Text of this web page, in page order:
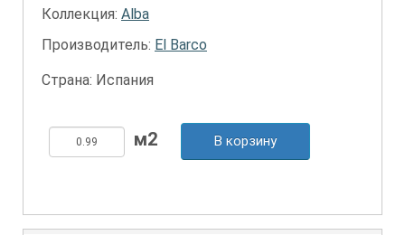
Коллекция: Alba
Производитель: El Barco
Страна: Испания
В корзину